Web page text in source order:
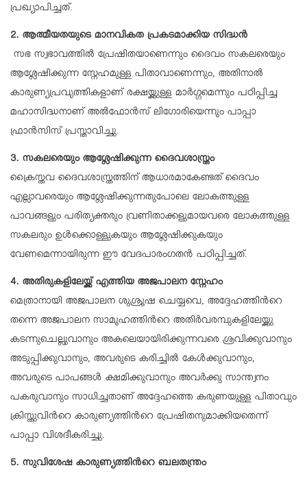
പ്രഖ്യാപിച്ചത്.
2. ആത്മീയതയുടെ മാനവികത പ്രകടമാക്കിയ സിദ്ധൻ
സഭ സ്വഭാവത്തിൽ പ്രേഷിതയാണെന്നും ദൈവം സകലരെയും
ആശ്ലേഷിക്കുന്ന സ്നേഹമുള്ള പിതാവാണെന്നും, അതിനാൽ
കാരുണ്യപ്രവൃത്തികളാണ് രക്ഷയ്ക്കുള്ള മാർഗ്ഗമെന്നും പഠിപ്പിച്ച
മഹാസിദ്ധനാണ് അൽഫോൻസ് ലിഗോരിയെന്നും പാപ്പാ
ഫ്രാൻസിസ് പ്രസ്താവിച്ചു.
3. സകലരെയും ആശ്ലേഷിക്കുന്ന ദൈവശാസ്ത്രം
ക്രൈസ്തവ ദൈവശാസ്ത്രത്തിന് ആധാരമാകേണ്ടത് ദൈവം
എല്ലാവരെയും ആശ്ലേഷിക്കുന്നതുപോലെ ലോകത്തുള്ള
പാവങ്ങളും പരിത്യക്തരും വ്രണിതാക്കളുമായവരെ ലോകത്തുള്ള
സകലരും ഉൾക്കൊള്ളുകയും ആശ്ലേഷിക്കുകയും
വേണമെന്നായിരുന്ന ഈ വേദപാരംഗതന്‍ പഠിപ്പിച്ചത്.
4. അതിരുകളിലേയ്ക്ക് എത്തിയ അജപാലന സ്നേഹം
മെത്രാനായി അജപാലന ശുശ്രൂഷ ചെയ്യവെ, അദ്ദേഹത്തിന്‍റെ
തന്നെ അജപാലന സാമൂഹത്തിന്‍റെ അതിർവരമ്പുകളിലേയ്ക്കു
കടന്നുചെല്ലുവാനും അകലെയായിരിക്കുന്നവരെ ശ്രവിക്കുവാനും
അടുപ്പിക്കുവാനും, അവരുടെ കരിച്ചിൽ കേൾക്കുവാനും,
അവരുടെ പാപങ്ങൾ ക്ഷമിക്കുവാനും അവർക്കു സാന്ത്വനം
പകരുവാനും സാധിച്ചതാണ് അദ്ദേഹത്തെ കരുണയുള്ള പിതാവും
ക്രിസ്തുവിന്‍റെ കാരുണ്യത്തിന്‍റെ പ്രേഷിതനുമാക്കിയതെന്ന്
പാപ്പാ വിശദീകരിച്ചു.
5. സുവിശേഷ കാരുണ്യത്തിന്‍റെ ബലതന്ത്രം